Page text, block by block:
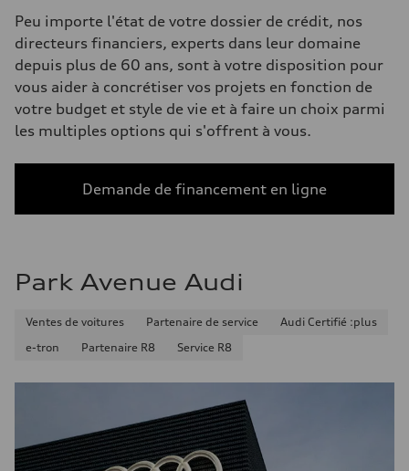
Peu importe l'état de votre dossier de crédit, nos
directeurs financiers, experts dans leur domaine
depuis plus de 60 ans, sont à votre disposition pour
vous aider à concrétiser vos projets en fonction de
votre budget et style de vie et à faire un choix parmi
les multiples options qui s'offrent à vous.
Demande de financement en ligne
Park Avenue Audi
Ventes de voitures Partenaire de service
Audi Certifié :plus
e-tron
Partenaire R8 Service R8